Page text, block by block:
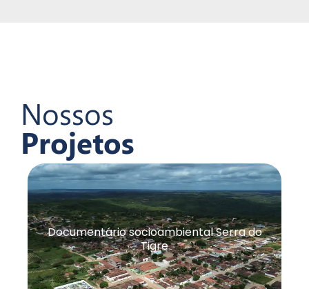
Nossos
Projetos
Documentário socioambiental Serra do
Tigre